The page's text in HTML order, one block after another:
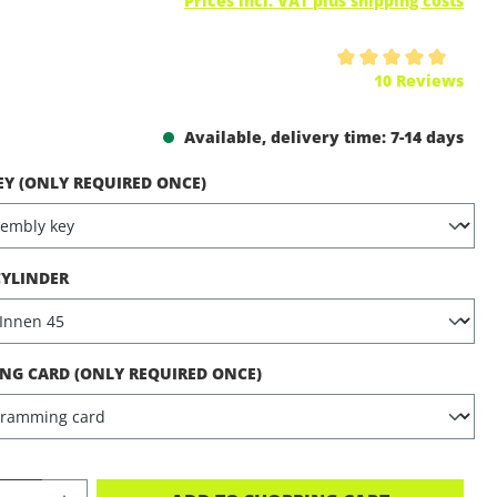
10 Reviews
Available, delivery time: 7-14 days
(ONLY REQUIRED ONCE)
CARD (ONLY REQUIRED ONCE)